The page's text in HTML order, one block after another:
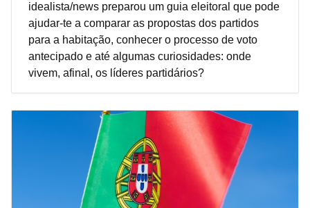
idealista/news preparou um guia eleitoral que pode
ajudar-te a comparar as propostas dos partidos
para a habitação, conhecer o processo de voto
antecipado e até algumas curiosidades: onde
vivem, afinal, os líderes partidários?